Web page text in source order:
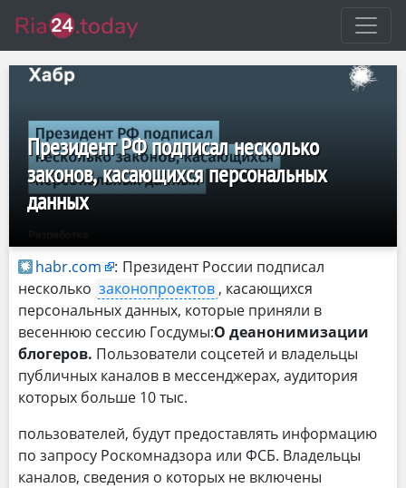
Президент РФ подписал несколько
законов, касающихся персональных
данных
habr.com : Президент России подписал
несколько законопроектов , касающихся
персональных данных, которые приняли в
весеннюю сессию Госдумы:О деанонимизации
блогеров. Пользователи соцсетей и владельцы
публичных каналов в мессенджерах, аудитория
которых больше 10 тыс.
пользователей, будут предоставлять информацию
по запросу Роскомнадзора или ФСБ. Владельцы
каналов, сведения о которых не включены